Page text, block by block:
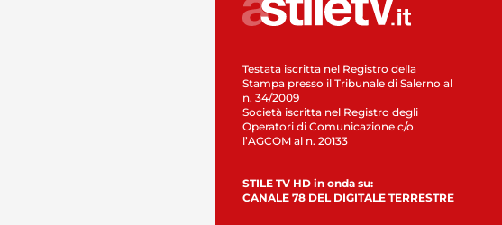
Testata iscritta nel Registro della
Stampa presso il Tribunale di Salerno al
n. 34/2009
Società iscritta nel Registro degli
Operatori di Comunicazione c/o
l’AGCOM al n. 20133
STILE TV HD in onda su:
CANALE 78 DEL DIGITALE TERRESTRE